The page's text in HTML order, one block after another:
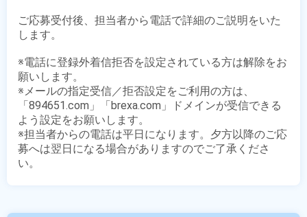
ご応募受付後、担当者から電話で詳細のご説明をいた
します。
※電話に登録外着信拒否を設定されている方は解除をお
願いします。
※メールの指定受信／拒否設定をご利用の方は、
「894651.com」「brexa.com」ドメインが受信できる
よう設定をお願いします。
※担当者からの電話は平日になります。夕方以降のご応
募へは翌日になる場合がありますのでご了承くださ